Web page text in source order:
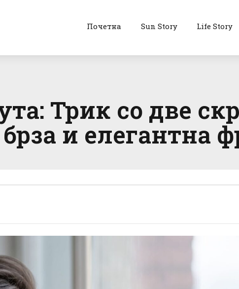
Почетна Sun Story Life Story
Трик со две
и елегантна